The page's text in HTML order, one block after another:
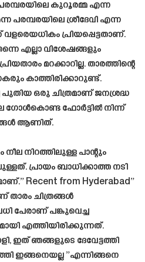
കുറൂരമ്മ എന്ന
പരമ്പരയിലെ ശ്രീദേവി എന്ന
പ്രിയപ്പെട്ടതാണ്.
എല്ലാ വിശേഷങ്ങളും
മറക്കാറില്ല. താരത്തിന്റെ
കാത്തിരിക്കാറുണ്ട്.
പുതിയ ഒരു ചിത്രമാണ് ജനശ്രദ്ധ
ഗോൾകൊണ്ട ഫോർട്ടിൽ നിന്ന്
ആണിത്.
നീല നിറത്തിലുള്ള പാന്റും
പ്രായം ബാധിക്കാത്ത നടി
Recent from Hyderabad”
താരം ചിത്രങ്ങൾ
പേരാണ് പങ്കുവെച്ച
എത്തിയിരിക്കുന്നത്.
ഇത് ഞങ്ങളുടെ ദേവേട്ടത്തി
ഇങ്ങനെയല്ല ”എന്നിങ്ങനെ